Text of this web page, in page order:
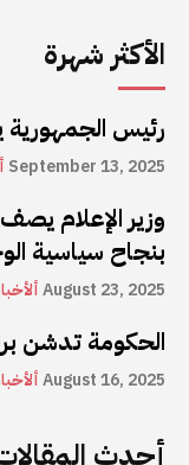
الأكثر شهرة
رئيس
September 13, 2025
وزير الإعلام
بنجاح سياسية
August 23, 2025
الحكومة تدشن
August 16, 2025
أحدث